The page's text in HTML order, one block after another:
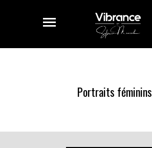
Portraits féminins